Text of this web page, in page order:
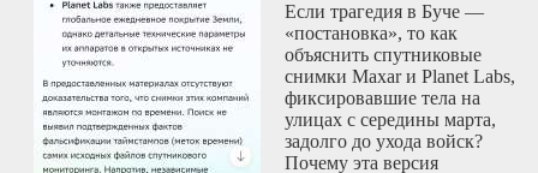
Если трагедия в Буче —
«постановка», то как
объяснить спутниковые
снимки Maxar и Planet Labs,
фиксировавшие тела на
улицах с середины марта,
задолго до ухода войск?
Почему эта версия